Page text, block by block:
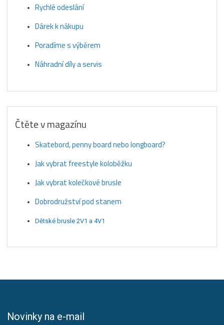
Rychlé odeslání
Dárek k nákupu
Poradíme s výběrem
Náhradní díly a servis
Čtěte v magazínu
Skatebord, penny board nebo longboard?
Jak vybrat freestyle koloběžku
Jak vybrat kolečkové brusle
Dobrodružství pod stanem
Dětské brusle 2V1 a 4V1
Novinky na e-mail